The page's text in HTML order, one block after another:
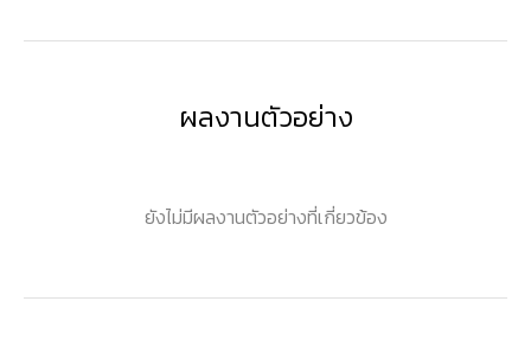
ผลงานตัวอย่าง
ยังไม่มีผลงานตัวอย่างที่เกี่ยวข้อง